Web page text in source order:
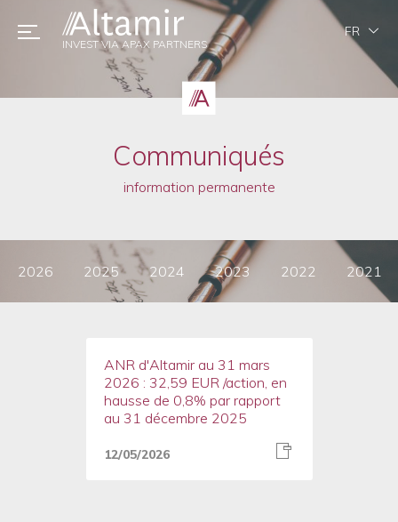
Communiqués
information permanente
2026 2025 2024 2023 2022 2021
ANR d'Altamir au 31 mars
2026 : 32,59 EUR /action, en
hausse de 0,8% par rapport
au 31 décembre 2025
12/05/2026
INVEST VIA APAX PARTNERS
FR